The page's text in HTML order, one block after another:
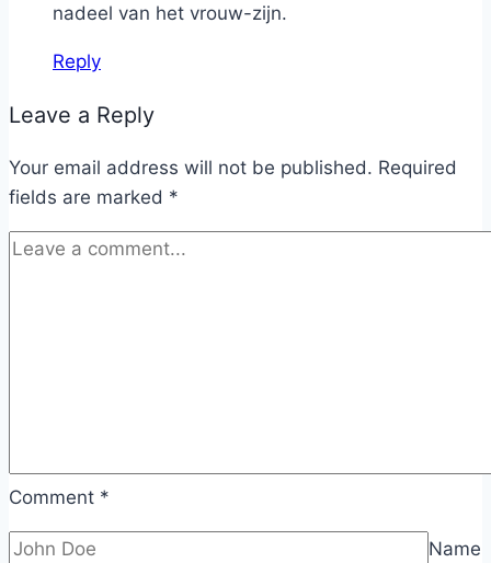
nadeel van het vrouw-zijn.
Reply
Leave a Reply
Your email address will not be published. Required
fields are marked *
Comment *
Name